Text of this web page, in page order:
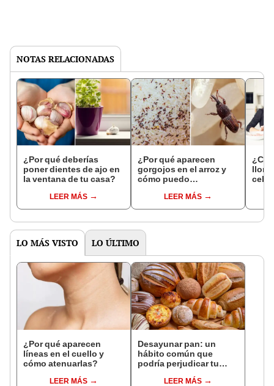
NOTAS RELACIONADAS
¿Por qué deberías
poner dientes de ajo en
la ventana de tu casa?
LEER MÁS
¿Por qué aparecen
gorgojos en el arroz y
cómo puedo
LEER MÁS
LO MÁS VISTO LO ÚLTIMO
¿Por qué aparecen
líneas en el cuello y
cómo atenuarlas?
LEER MÁS
Desayunar pan: un
hábito común que
podría perjudicar tu
LEER MÁS